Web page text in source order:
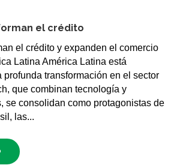
el crédito
el crédito y expanden el comercio
Latina América Latina está
profunda transformación en el sector
que combinan tecnología y
se consolidan como protagonistas de
las...